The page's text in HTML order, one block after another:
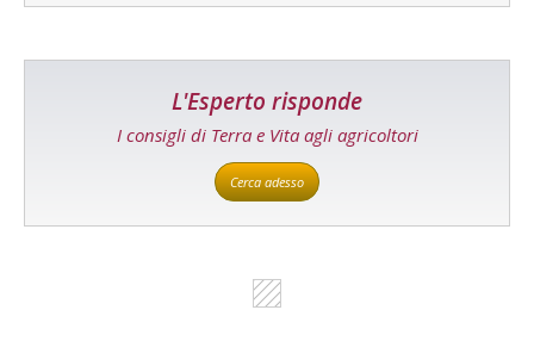
L'Esperto risponde
I consigli di Terra e Vita agli agricoltori
Cerca adesso